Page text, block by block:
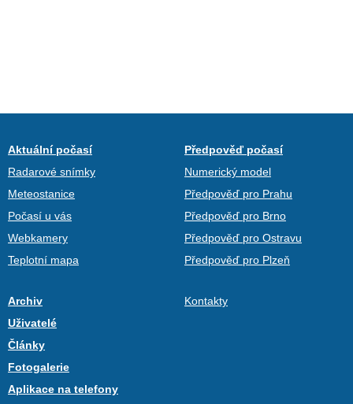
Aktuální počasí
Radarové snímky
Meteostanice
Počasí u vás
Webkamery
Teplotní mapa
Předpověď počasí
Numerický model
Předpověď pro Prahu
Předpověď pro Brno
Předpověď pro Ostravu
Předpověď pro Plzeň
Archiv
Uživatelé
Články
Fotogalerie
Aplikace na telefony
Kontakty